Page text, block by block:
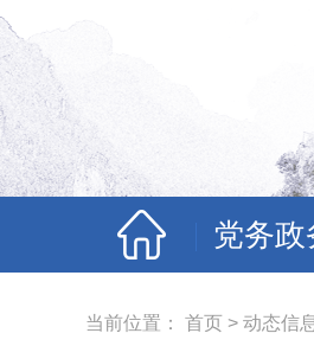
党务
当前位置： 首页 > 动态信